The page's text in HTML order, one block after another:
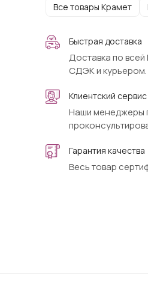
Все товары Крамет
Быстрая доставка
Доставка по
СДЭК и курьером.
Клиентский сервис
Наши менеджеры
Гарантия качества
Весь товар